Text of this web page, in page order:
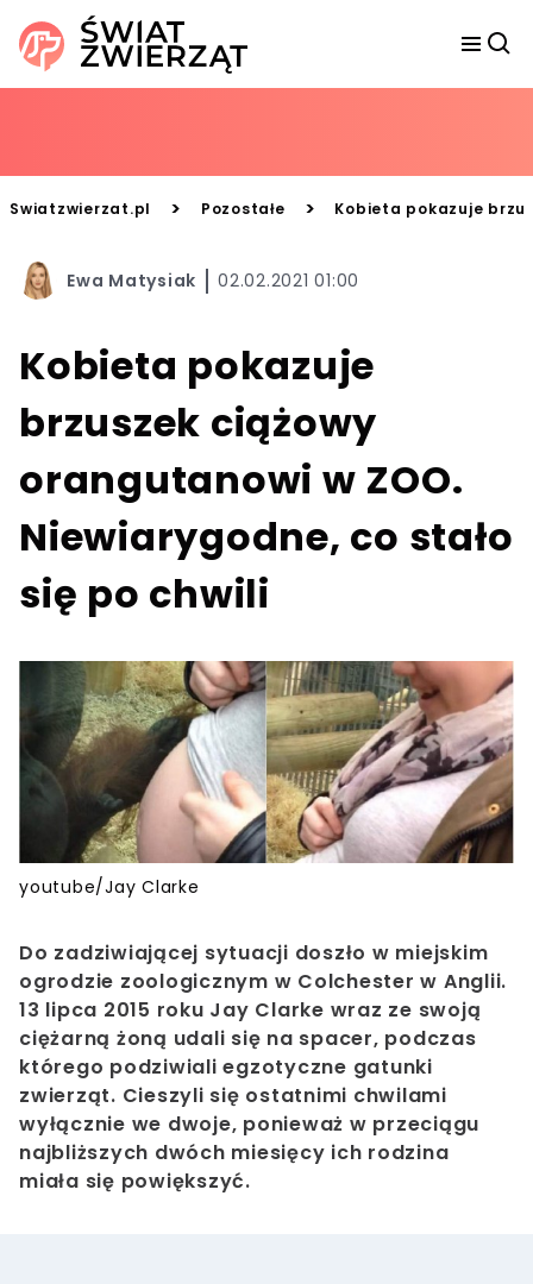
Swiatzwierzat.pl > Pozostałe > Kobieta pokazuje
Ewa Matysiak 02.02.2021 01:00
Kobieta pokazuje
brzuszek ciążowy
orangutanowi w ZOO.
Niewiarygodne, co stało
się po chwili
youtube/Jay Clarke
Do zadziwiającej sytuacji doszło w miejskim
ogrodzie zoologicznym w Colchester w Anglii.
13 lipca 2015 roku Jay Clarke wraz ze swoją
ciężarną żoną udali się na spacer, podczas
którego podziwiali egzotyczne gatunki
zwierząt. Cieszyli się ostatnimi chwilami
wyłącznie we dwoje, ponieważ w przeciągu
najbliższych dwóch miesięcy ich rodzina
miała się powiększyć.